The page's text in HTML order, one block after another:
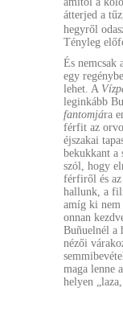
átterjed a
hegyről
Tényleg
És nemcsak
egy
lehet. A
leginkább
fantomjára
férfit az
éjszakai
bekukkant a
szól, hogy
férfiről és
hallunk, a
amíg ki nem
onnan
Buñuelnél a
nézői
maga lenne
helyen